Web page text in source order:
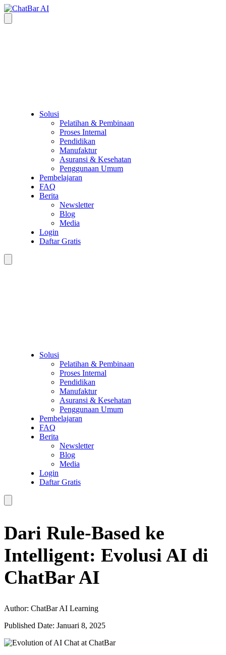
Solusi
Pelatihan & Pembinaan
Proses Internal
Pendidikan
Manufaktur
Asuransi & Kesehatan
Penggunaan Umum
Pembelajaran
FAQ
Berita
Newsletter
Blog
Media
Login
Daftar Gratis
Solusi
Pelatihan & Pembinaan
Proses Internal
Pendidikan
Manufaktur
Asuransi & Kesehatan
Penggunaan Umum
Pembelajaran
FAQ
Berita
Newsletter
Blog
Media
Login
Daftar Gratis
Dari Rule-Based ke
Intelligent: Evolusi AI di
ChatBar AI
Author: ChatBar AI Learning
Published Date: Januari 8, 2025